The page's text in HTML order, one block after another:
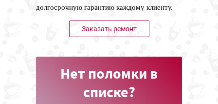
долгосрочную гарантию каждому клиенту.
Заказать ремонт
Нет поломки в
списке?